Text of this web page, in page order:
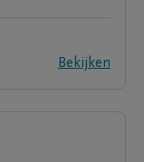
Bekijken